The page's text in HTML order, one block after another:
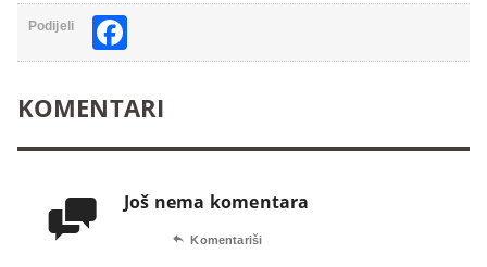
Podijeli
KOMENTARI
 Još nema komentara
 Komentariši